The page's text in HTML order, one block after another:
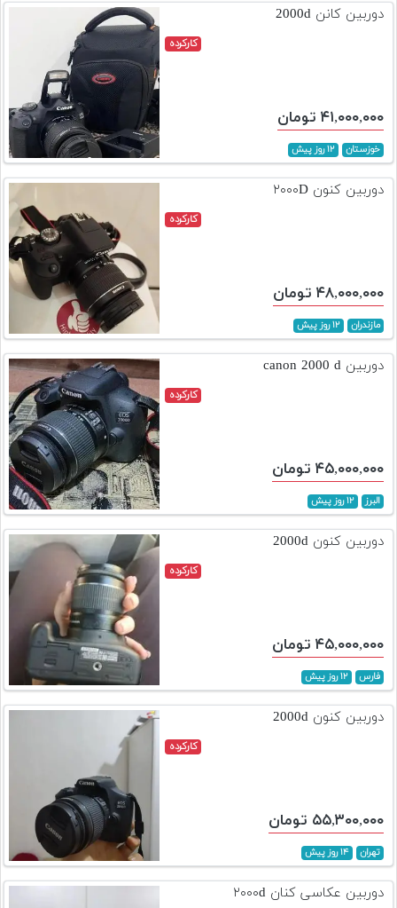
دوربین کانن 2000d
کارکرده
۴۱,۰۰۰,۰۰۰ تومان
خوزستان ۱۲ روز پیش
دوربین کنون ۲۰۰۰D
کارکرده
۴۸,۰۰۰,۰۰۰ تومان
مازندران ۱۲ روز پیش
دوربین canon 2000 d
کارکرده
۴۵,۰۰۰,۰۰۰ تومان
البرز ۱۲ روز پیش
دوربین کنون 2000d
کارکرده
۴۵,۰۰۰,۰۰۰ تومان
فارس ۱۲ روز پیش
دوربین کنون 2000d
کارکرده
۵۵,۳۰۰,۰۰۰ تومان
تهران ۱۴ روز پیش
دوربین عکاسی کنان ۲۰۰۰d